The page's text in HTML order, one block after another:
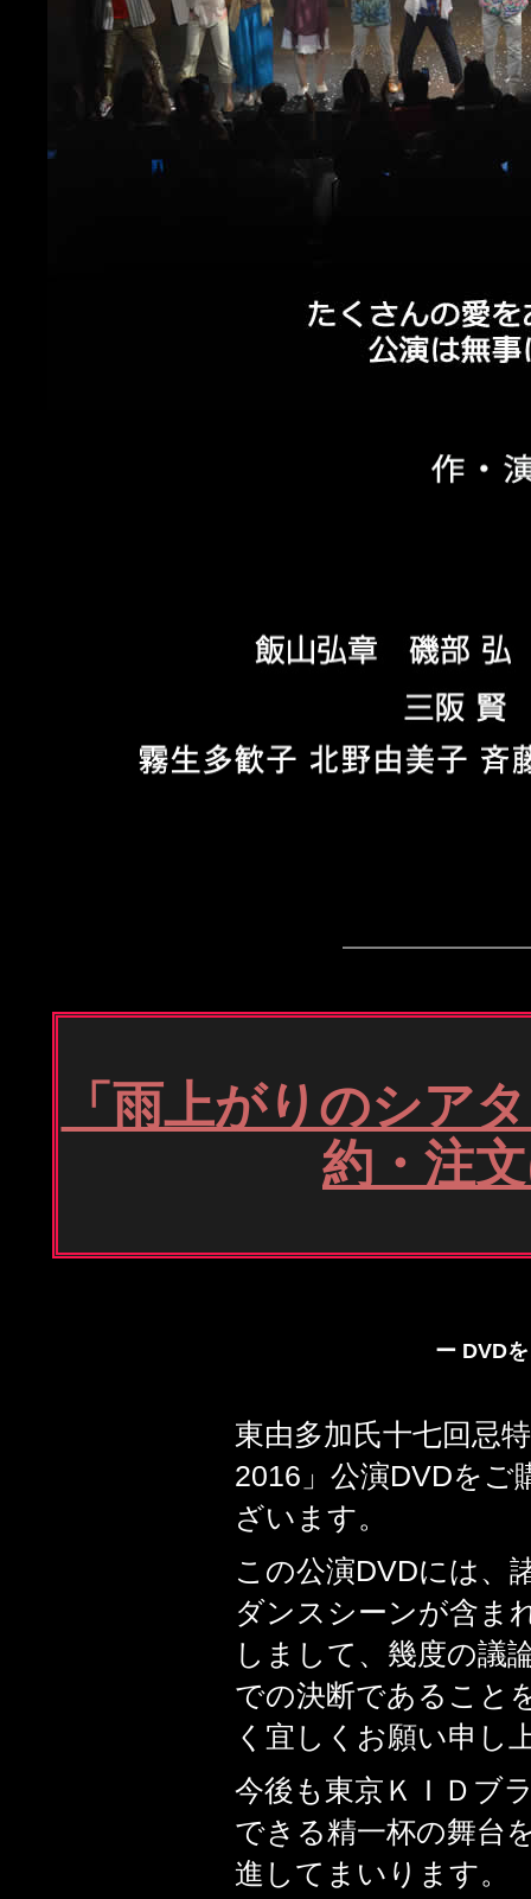
「雨上がりのシア
約・注
ー DVD
東由多加氏十七回忌
2016」公演DVDをご
ざいます。
この公演DVDには、
ダンスシーンが含ま
しまして、幾度の議
での決断であること
く宜しくお願い申し
今後も東京ＫＩＤブ
できる精一杯の舞台
進してまいります。